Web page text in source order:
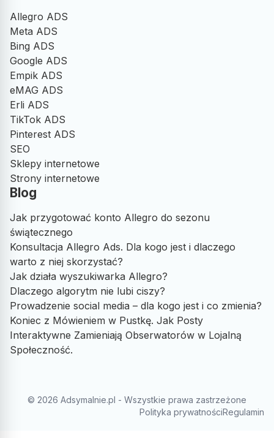
Allegro ADS
Meta ADS
Bing ADS
Google ADS
Empik ADS
eMAG ADS
Erli ADS
TikTok ADS
Pinterest ADS
SEO
Sklepy internetowe
Strony internetowe
Blog
Jak przygotować konto Allegro do sezonu
świątecznego
Konsultacja Allegro Ads. Dla kogo jest i dlaczego
warto z niej skorzystać?
Jak działa wyszukiwarka Allegro?
Dlaczego algorytm nie lubi ciszy?
Prowadzenie social media – dla kogo jest i co zmienia?
Koniec z Mówieniem w Pustkę. Jak Posty
Interaktywne Zamieniają Obserwatorów w Lojalną
Społeczność.
© 2026 Adsymalnie.pl - Wszystkie prawa zastrzeżone
Polityka prywatnościRegulamin